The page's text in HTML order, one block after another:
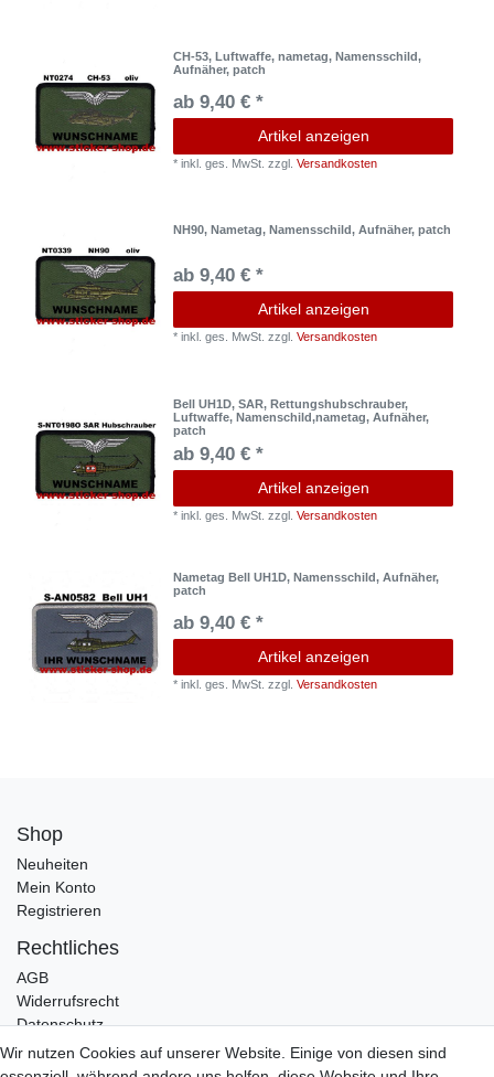
CH-53, Luftwaffe, nametag, Namensschild,
Aufnäher, patch
ab 9,40 € *
Artikel anzeigen
*inkl. ges. MwSt. zzgl.Versandkosten
NH90, Nametag, Namensschild, Aufnäher, patch
ab 9,40 € *
Artikel anzeigen
*inkl. ges. MwSt. zzgl.Versandkosten
Bell UH1D, SAR, Rettungshubschrauber,
Luftwaffe, Namenschild,nametag, Aufnäher,
patch
ab 9,40 € *
Artikel anzeigen
*inkl. ges. MwSt. zzgl.Versandkosten
Nametag Bell UH1D, Namensschild, Aufnäher,
patch
ab 9,40 € *
Artikel anzeigen
*inkl. ges. MwSt. zzgl.Versandkosten
Shop
Neuheiten
Mein Konto
Registrieren
Rechtliches
AGB
Widerrufsrecht
Datenschutz
Impressum
Wir nutzen Cookies auf unserer Website. Einige von diesen sind